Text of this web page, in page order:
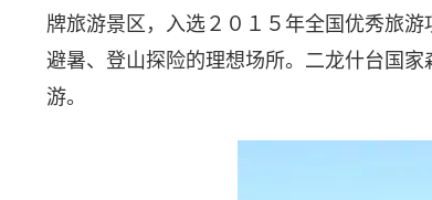
牌旅游景区，入选２０１５年全国优秀旅
避暑、登山探险的理想场所。二龙什台国
游。